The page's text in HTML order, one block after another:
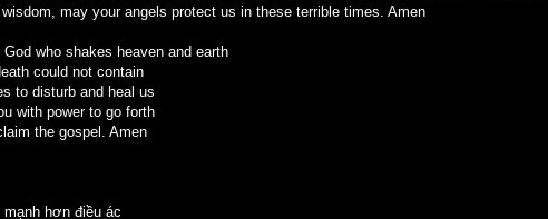
may your angels protect us in these terrible times. Amen
God who shakes heaven and earth
could not contain
to disturb and heal us
with power to go forth
the gospel. Amen
mạnh hơn điều ác